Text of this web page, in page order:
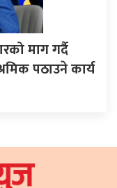
माग गर्दै
पठाउने कार्य